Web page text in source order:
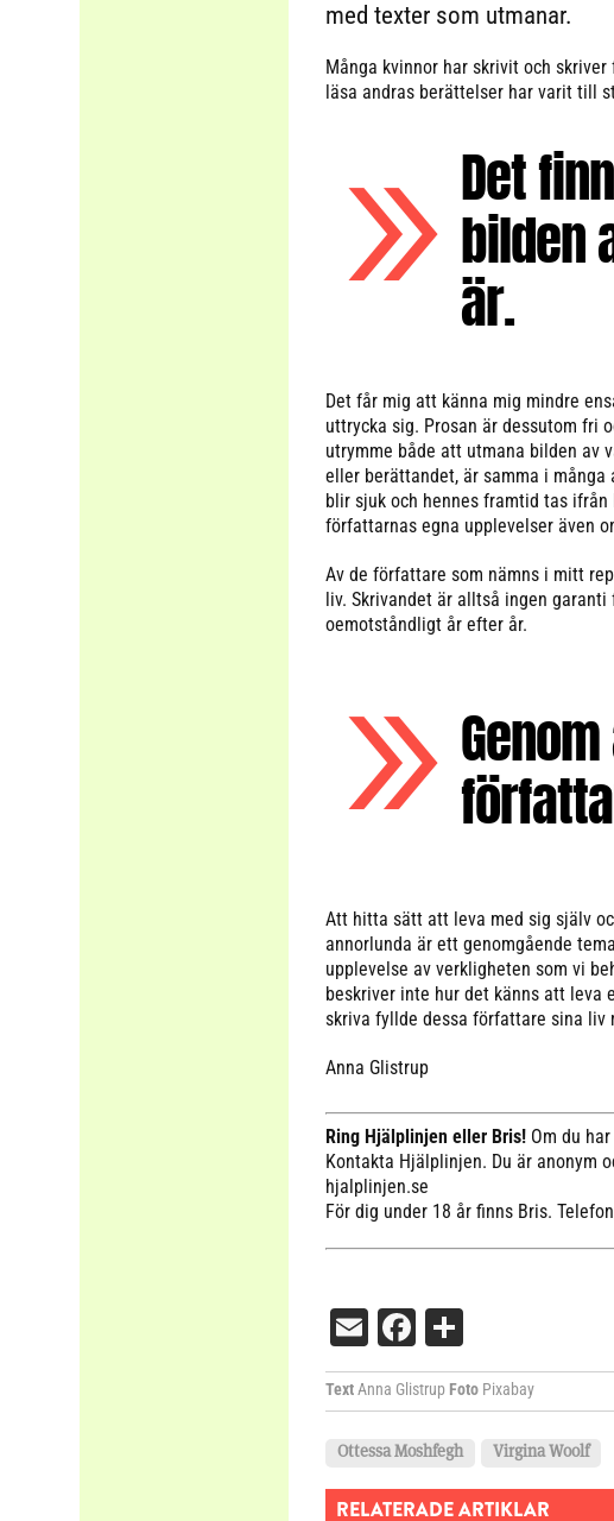
med texter som utmanar.
Många kvinnor har skrivit och
läsa andras berättelser har varit till
Det
bilden
är.
Det får mig att känna mig mindre
uttrycka sig. Prosan är dessutom fri
utrymme både att utmana bilden av
eller berättandet, är samma i
blir sjuk och hennes framtid tas
författarnas egna upplevelser även
Av de författare som nämns i mitt
liv. Skrivandet är alltså ingen
oemotståndligt år efter år.
Att hitta sätt att leva med sig själv
annorlunda är ett genomgående
upplevelse av verkligheten som vi
beskriver inte hur det känns att leva
skriva fyllde dessa författare sina liv
Anna Glistrup
Ring Hjälplinjen eller Bris!Om du
Kontakta Hjälplinjen. Du är anonym
hjalplinjen.se
För dig under 18 år finns Bris.
EmailFacebook
Dela
TextAnna Glistrup FotoPixabay
Ottessa Moshfegh Virgina Woolf
RELATERADE ARTIKLAR